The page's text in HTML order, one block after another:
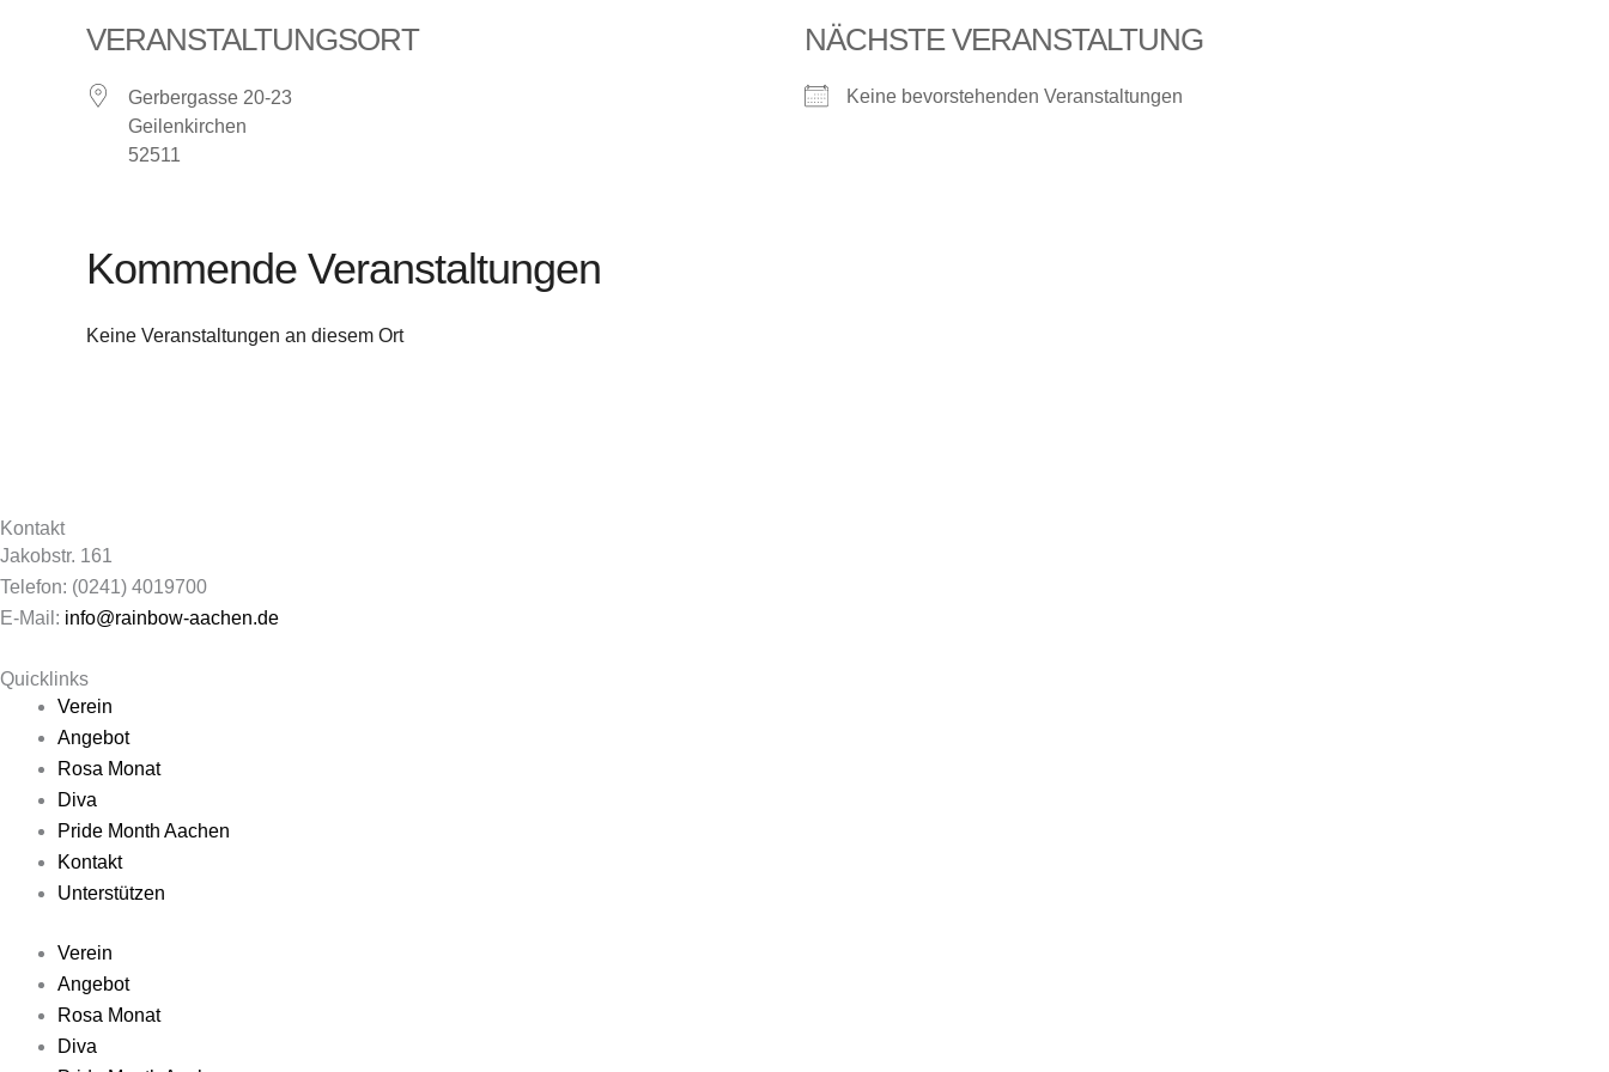
VERANSTALTUNGSORT
Gerbergasse 20-23
Geilenkirchen
52511
NÄCHSTE VERANSTALTUNG
Keine bevorstehenden Veranstaltungen
Kommende Veranstaltungen
Keine Veranstaltungen an diesem Ort
Kontakt
Jakobstr. 161
Telefon: (0241) 4019700
E-Mail: info@rainbow-aachen.de
Quicklinks
Verein
Angebot
Rosa Monat
Diva
Pride Month Aachen
Kontakt
Unterstützen
Verein
Angebot
Rosa Monat
Diva